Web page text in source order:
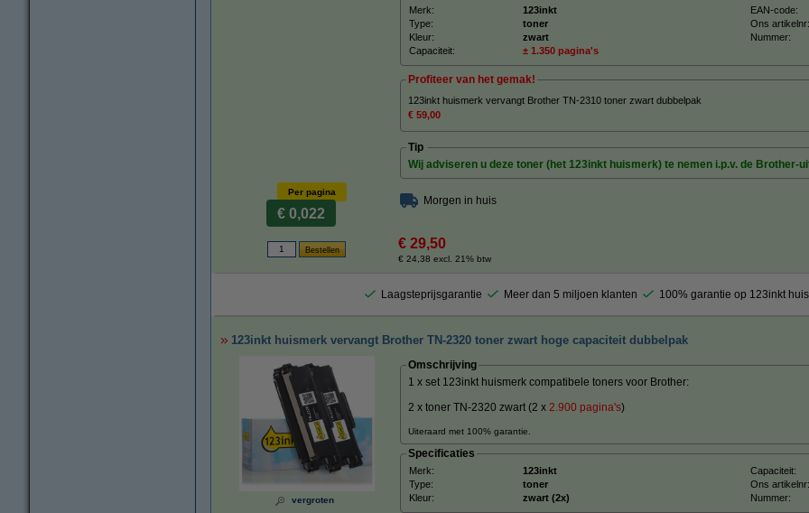
Merk: 123inkt EAN-code:
Type:
toner Ons artikelnr:
Kleur:
zwart Nummer:
Capaciteit:
± 1.350 pagina's
Profiteer van het gemak!
123inkt huismerk vervangt Brother TN-2310 toner zwart dubbelpak
€ 59,00
Tip
Wij adviseren u deze toner (het 123inkt huismerk) te nemen i.p.v. de Brother-
Per pagina
€ 0,022
Morgen in huis
€ 29,50
€ 24,38 excl. 21% btw
Laagsteprijsgarantie Meer dan 5 miljoen klanten 100% garantie op 123inkt
123inkt huismerk vervangt Brother TN-2320 toner zwart hoge capaciteit dubbelpak
vergroten
Omschrijving
1 x set 123inkt huismerk compatibele toners voor Brother:
2 x toner TN-2320 zwart (2 x 2.900 pagina's)
Uiteraard met 100% garantie.
Specificaties
Merk: 123inkt Capaciteit:
Type:
toner Ons artikelnr:
Kleur:
zwart (2x) Nummer: